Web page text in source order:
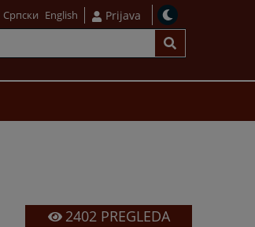
Српски English Prijava
2402PREGLEDA